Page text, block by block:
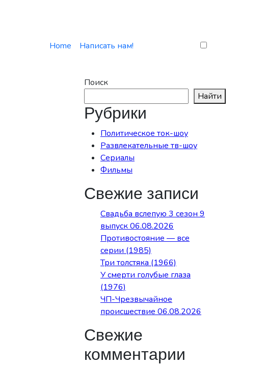
Home Написать нам!
Поиск
Найти
Рубрики
Политическое ток-шоу
Развлекательные тв-шоу
Сериалы
Фильмы
Свежие записи
Свадьба вслепую 3 сезон 9
выпуск 06.08.2026
Противостояние — все
серии (1985)
Три толстяка (1966)
У смерти голубые глаза
(1976)
ЧП-Чрезвычайное
происшествие 06.08.2026
Свежие
комментарии